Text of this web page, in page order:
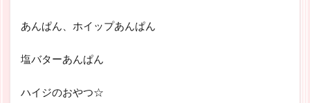
あんぱん、ホイップあんぱん
塩バターあんぱん
ハイジのおやつ☆